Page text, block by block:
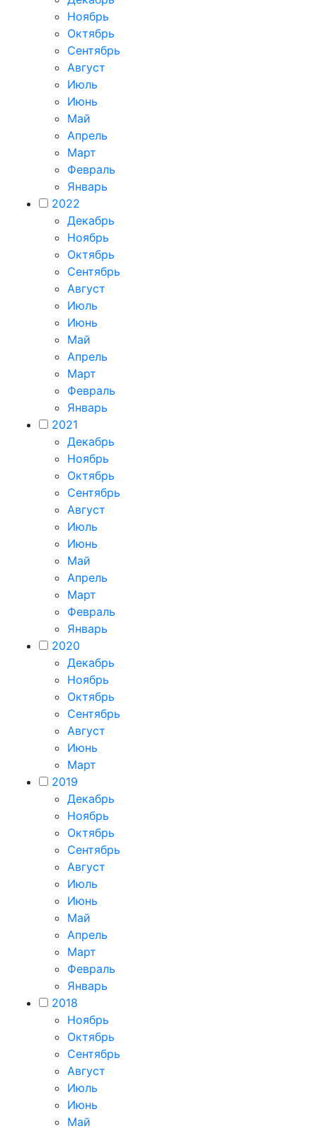
Ноябрь
Октябрь
Сентябрь
Август
Июль
Июнь
Май
Апрель
Март
Февраль
Январь
2022
Декабрь
Ноябрь
Октябрь
Сентябрь
Август
Июль
Июнь
Май
Апрель
Март
Февраль
Январь
2021
Декабрь
Ноябрь
Октябрь
Сентябрь
Август
Июль
Июнь
Май
Апрель
Март
Февраль
Январь
2020
Декабрь
Ноябрь
Октябрь
Сентябрь
Август
Июнь
Март
2019
Декабрь
Ноябрь
Октябрь
Сентябрь
Август
Июль
Июнь
Май
Апрель
Март
Февраль
Январь
2018
Ноябрь
Октябрь
Сентябрь
Август
Июль
Июнь
Май